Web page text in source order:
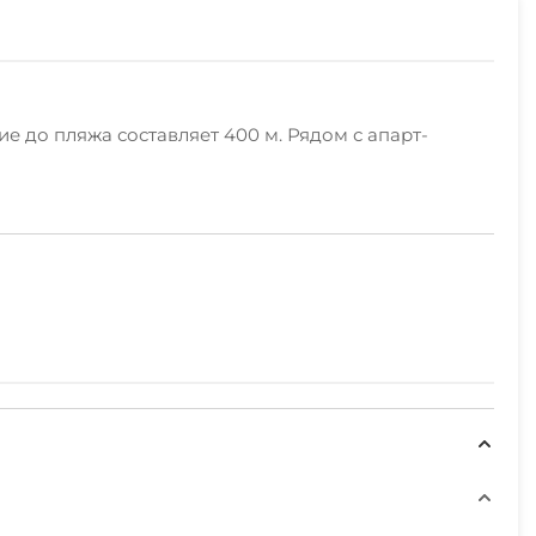
до пляжа составляет 400 м. Рядом с апарт-